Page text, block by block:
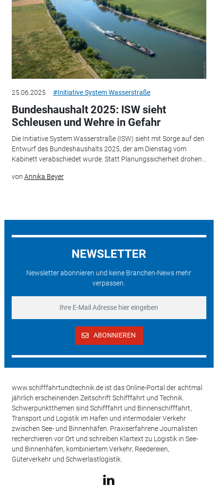
25.06.2025 #Initiative System Wasserstraße
Bundeshaushalt 2025: ISW sieht
Schleusen und Wehre in Gefahr
Die Initiative System Wasserstraße (ISW) sieht mit Sorge auf den
Entwurf des Bundeshaushalts 2025, der am Dienstag vom
Kabinett verabschiedet wurde. Statt Planungssicherheit drohen...
von Annika Beyer
NEWSLETTER
Newsletter abonnieren und keine Branchen-News mehr
verpassen.
ABONNIEREN
www.schifffahrtundtechnik.de ist das Online-Portal der achtmal
jährlich erscheinenden Zeitschrift Schifffahrt und Technik.
Schwerpunktthemen sind Schifffahrt und Binnenschifffahrt,
Transport und Logistik im Hafen und intermodaler Verkehr
zwischen See- und Binnenhäfen. Praxiserfahrene Journalisten
recherchieren vor Ort und schreiben Klartext zu Logistik in See-
und Binnenhäfen, kombiniertem Verkehr, Reedereien,
Güterverkehr und Schwerlastlogistik.